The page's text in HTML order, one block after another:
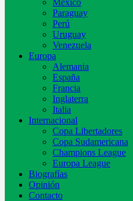
México
Paraguay
Perú
Uruguay
Venezuela
Europa
Alemania
España
Francia
Inglaterra
Italia
Internacional
Copa Libertadores
Copa Sudamericana
Champions League
Europa League
Biografías
Opinión
Contacto